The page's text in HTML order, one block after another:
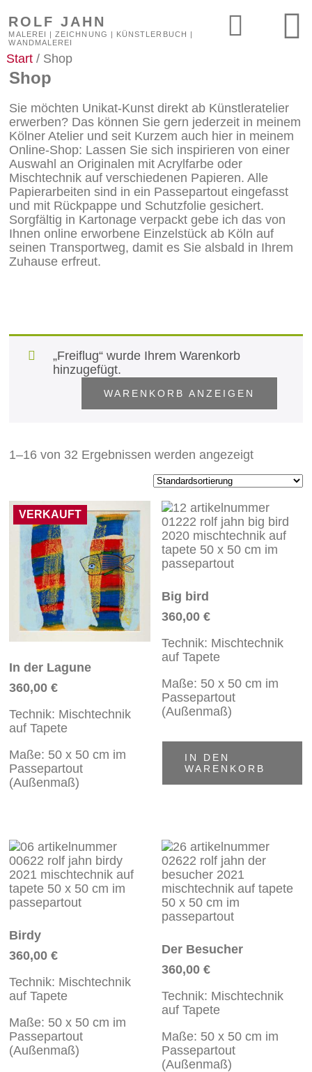
ROLF JAHN
MALEREI | ZEICHNUNG | KÜNSTLERBUCH |
WANDMALEREI
Start/ Shop
Shop
Sie möchten Unikat-Kunst direkt ab Künstleratelier
erwerben? Das können Sie gern jederzeit in meinem
Kölner Atelier und seit Kurzem auch hier in meinem
Online-Shop: Lassen Sie sich inspirieren von einer
Auswahl an Originalen mit Acrylfarbe oder
Mischtechnik auf verschiedenen Papieren. Alle
Papierarbeiten sind in ein Passepartout eingefasst
und mit Rückpappe und Schutzfolie gesichert.
Sorgfältig in Kartonage verpackt gebe ich das von
Ihnen online erworbene Einzelstück ab Köln auf
seinen Transportweg, damit es Sie alsbald in Ihrem
Zuhause erfreut.
„Freiflug“ wurde Ihrem Warenkorb
hinzugefügt.
WARENKORB ANZEIGEN
1–16 von 32 Ergebnissen werden angezeigt
VERKAUFT
In der Lagune
360,00€
Technik: Mischtechnik
auf Tapete
Maße: 50 x 50 cm im
Passepartout
(Außenmaß)
Big bird
360,00€
Technik: Mischtechnik
auf Tapete
Maße: 50 x 50 cm im
Passepartout
(Außenmaß)
IN DEN
WARENKORB
Birdy
360,00€
Technik: Mischtechnik
auf Tapete
Maße: 50 x 50 cm im
Passepartout
(Außenmaß)
Der Besucher
360,00€
Technik: Mischtechnik
auf Tapete
Maße: 50 x 50 cm im
Passepartout
(Außenmaß)